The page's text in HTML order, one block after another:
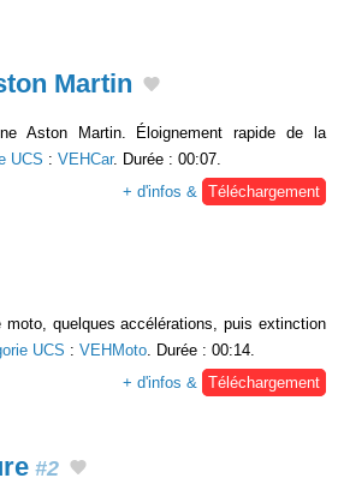
Martin
Aston Martin. Éloignement rapide de la
UCS : VEHCar. Durée : 00:07.
+ d'infos &
Téléchargement
moto, quelques accélérations, puis extinction
UCS : VEHMoto. Durée : 00:14.
+ d'infos & Téléchargement
#2